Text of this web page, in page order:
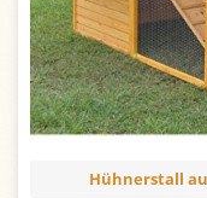
Hühnerstall